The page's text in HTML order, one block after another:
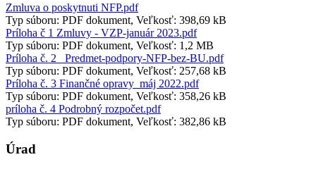
Zmluva o poskytnuti NFP.pdf
Typ súboru: PDF dokument, Veľkosť: 398,69 kB
Príloha č 1 Zmluvy - VZP-január 2023.pdf
Typ súboru: PDF dokument, Veľkosť: 1,2 MB
Príloha č. 2 _Predmet-podpory-NFP-bez-BU.pdf
Typ súboru: PDF dokument, Veľkosť: 257,68 kB
Príloha č. 3 Finančné opravy_máj 2022.pdf
Typ súboru: PDF dokument, Veľkosť: 358,26 kB
príloha č. 4 Podrobný rozpočet.pdf
Typ súboru: PDF dokument, Veľkosť: 382,86 kB
Úrad